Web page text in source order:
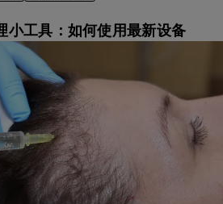
小工具：如何使用最新设备